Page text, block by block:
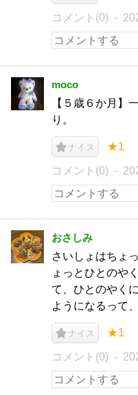
コメント(0)
moco
【５歳６か月】
り。
ナイス ★1
コメント(0)
おさしみ
さいしょはちょ
ょっとひとのや
て、ひとのやく
ようになるって
ナイス ★1
コメント(0)